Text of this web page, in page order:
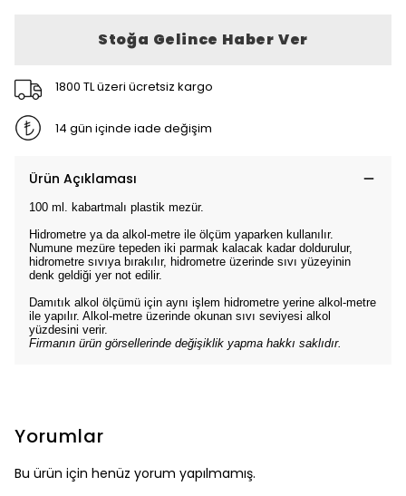
Stoğa Gelince Haber Ver
1800 TL üzeri ücretsiz kargo
14 gün içinde iade değişim
Ürün Açıklaması
100 ml. kabartmalı plastik mezür.
Hidrometre ya da alkol-metre ile ölçüm yaparken kullanılır.
Numune mezüre tepeden iki parmak kalacak kadar doldurulur,
hidrometre sıvıya bırakılır, hidrometre üzerinde sıvı yüzeyinin
denk geldiği yer not edilir.
Damıtık alkol ölçümü için aynı işlem hidrometre yerine alkol-metre
ile yapılır. Alkol-metre üzerinde okunan sıvı seviyesi alkol
yüzdesini verir.
Firmanın ürün görsellerinde değişiklik yapma hakkı saklıdır.
Yorumlar
Bu ürün için henüz yorum yapılmamış.